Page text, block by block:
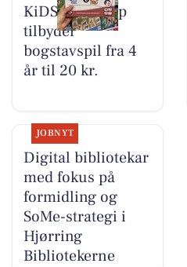
KiDS Coolshop
tilbyder
bogstavspil fra 4
år til 20 kr.
JOBNYT
Digital bibliotekar
med fokus på
formidling og
SoMe-strategi i
Hjørring
Bibliotekerne